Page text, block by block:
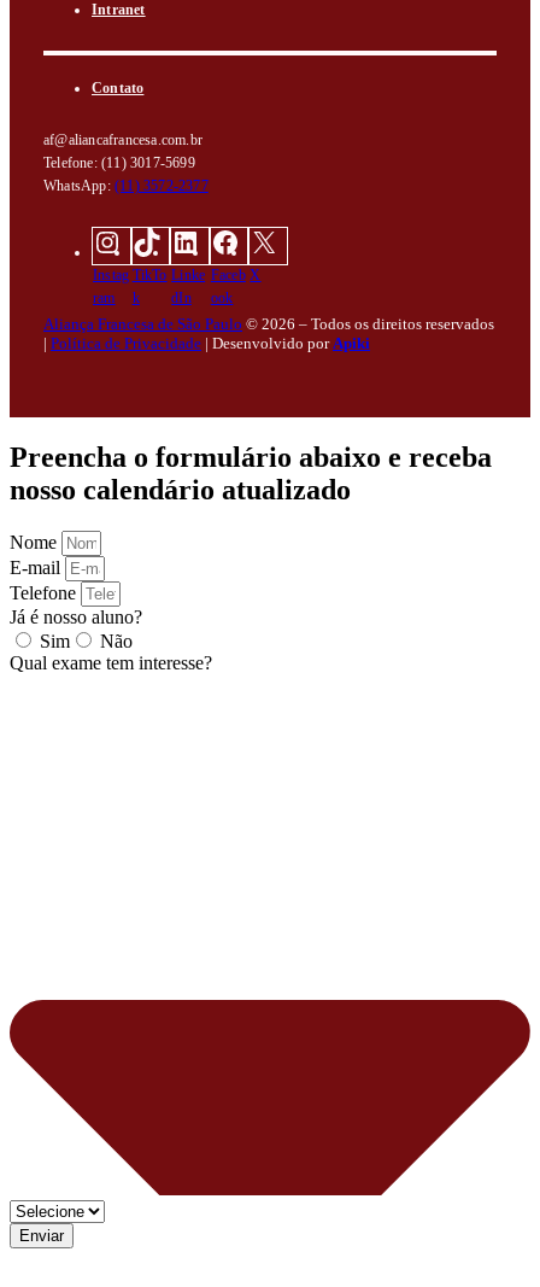
Intranet
Contato
af@aliancafrancesa.com.br
Telefone: (11) 3017-5699
WhatsApp:(11) 3572-2377
Instag
ram
TikTo
k
Linke
dIn
Faceb
ook
X
Aliança Francesa de São Paulo © 2026 – Todos os direitos reservados
| Política de Privacidade | Desenvolvido porApiki
Preencha o formulário abaixo e receba
nosso calendário atualizado
Nome
E-mail
Telefone
Já é nosso aluno?
Sim
Não
Qual exame tem interesse?
Enviar